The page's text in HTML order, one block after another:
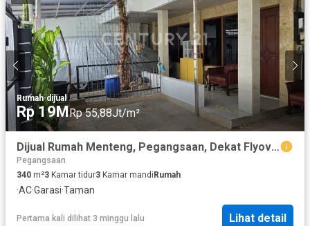
Rumah·dijual
Rp 19MRp 55,88Jt/m²
Dijual Rumah Menteng, Pegangsaan, Dekat Flyover Pramuka
Pegangsaan
340 m²3 Kamar tidur3 Kamar mandiRumah
·AC·Garasi·Taman
Pertama kali dilihat 3 minggu lalu Lihat detail